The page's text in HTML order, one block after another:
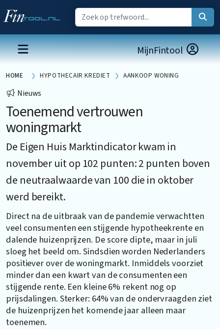
MijnFintool
HOME HYPOTHECAIR KREDIET AANKOOP WONING
Nieuws
Toenemend vertrouwen
woningmarkt
De Eigen Huis Marktindicator kwam in
november uit op 102 punten: 2 punten boven
de neutraalwaarde van 100 die in oktober
werd bereikt.
Direct na de uitbraak van de pandemie verwachtten
veel consumenten een stijgende hypotheekrente en
dalende huizenprijzen. De score dipte, maar in juli
sloeg het beeld om. Sindsdien worden Nederlanders
positiever over de woningmarkt. Inmiddels voorziet
minder dan een kwart van de consumenten een
stijgende rente. Een kleine 6% rekent nog op
prijsdalingen. Sterker: 64% van de ondervraagden ziet
de huizenprijzen het komende jaar alleen maar
toenemen.